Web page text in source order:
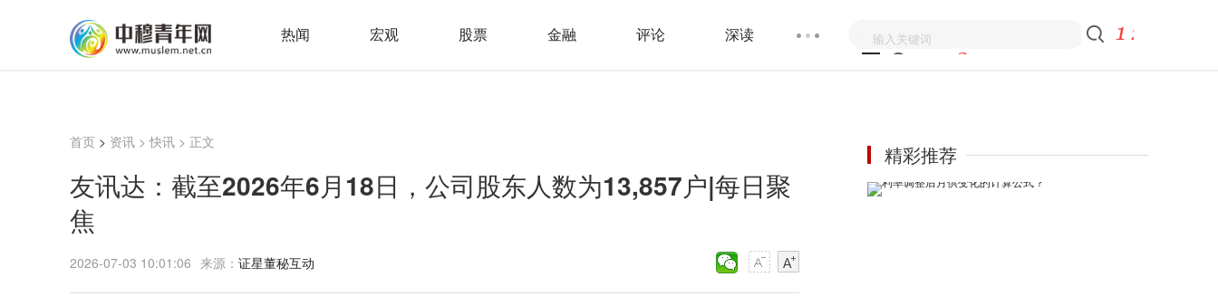
热闻 宏观 股票 金融 评论 深读
首页 > 资讯 >快讯 > 正文
友讯达：截至2026年6月18日，公司股东人数为13,857户|每日聚
焦
2026-07-03 10:01:06 来源： 证星董秘互动
精彩推荐